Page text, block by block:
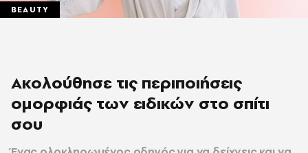
BEAUTY
Ακολούθησε τις περιποιήσεις
ομορφιάς των ειδικών στο σπίτι
σου